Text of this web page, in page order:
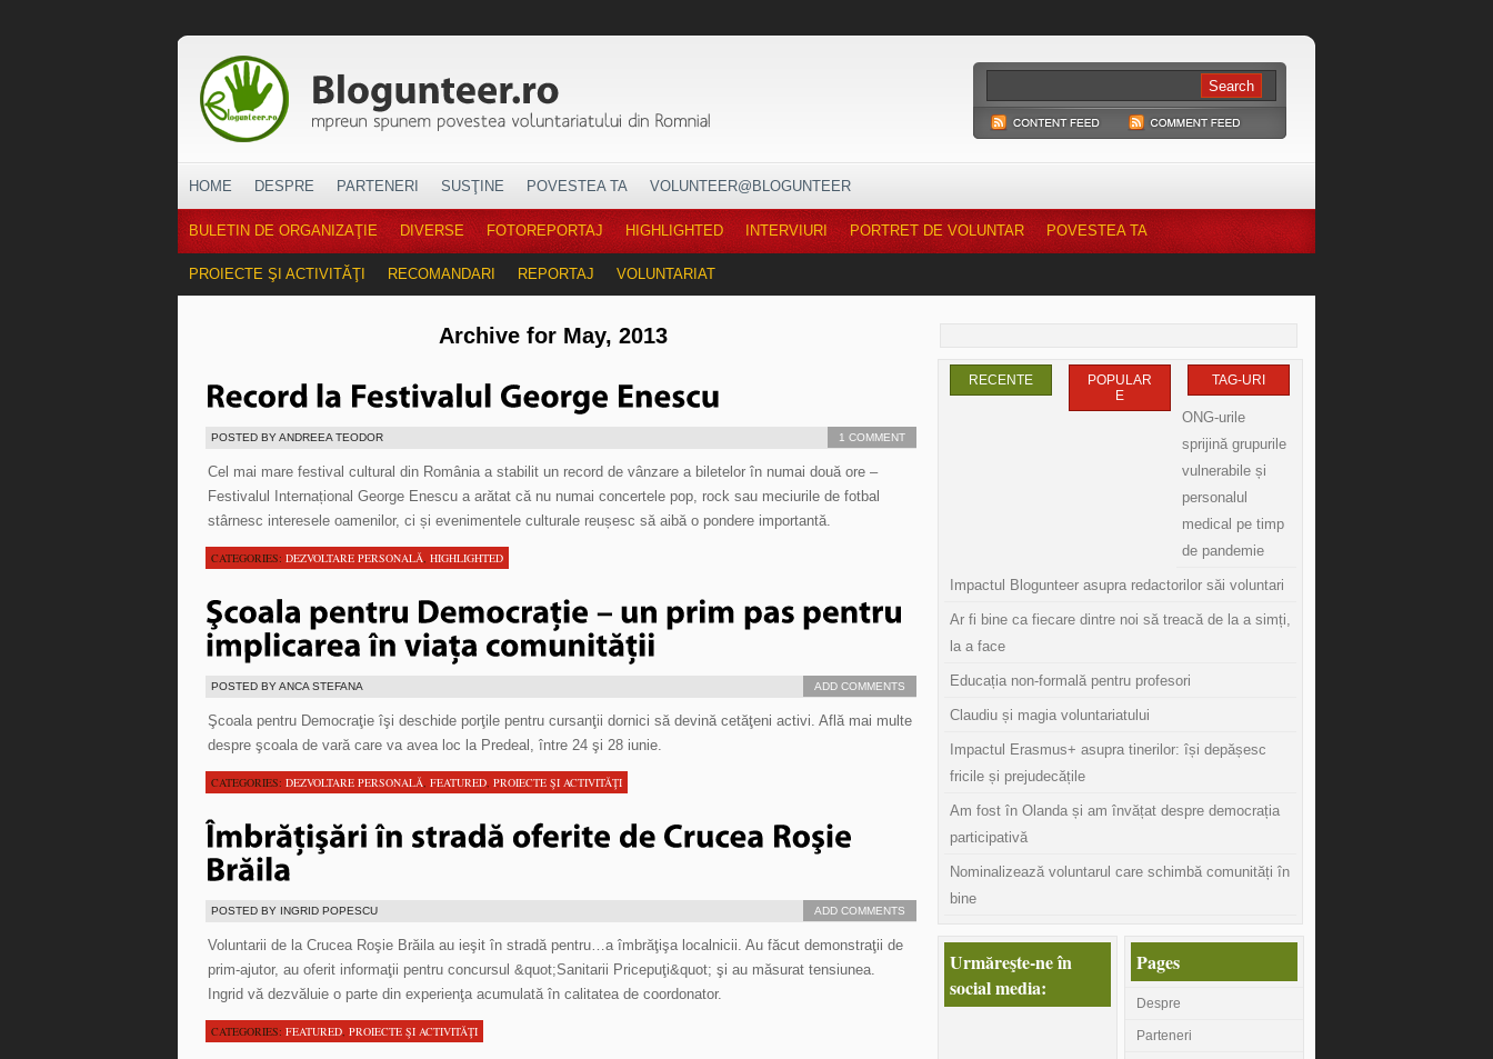
HOME DESPRE PARTENERI SUSŢINE POVESTEA TA VOLUNTEER@BLOGUNTEER
BULETIN DE ORGANIZAŢIE DIVERSE FOTOREPORTAJ HIGHLIGHTED INTERVIURI PORTRET DE VOLUNTAR POVESTEA TA
PROIECTE ŞI ACTIVITĂŢI RECOMANDARI REPORTAJ VOLUNTARIAT
Archive for May, 2013
POSTED BY ANDREEA TEODOR 1 COMMENT
Cel mai mare festival cultural din România a stabilit un record de vânzare a biletelor în numai două ore –
Festivalul Internațional George Enescu a arătat că nu numai concertele pop, rock sau meciurile de fotbal
stârnesc interesele oamenilor, ci și evenimentele culturale reușesc să aibă o pondere importantă.
CATEGORIES: DEZVOLTARE PERSONALĂ, HIGHLIGHTED
POSTED BY ANCA STEFANA ADD COMMENTS
Şcoala pentru Democraţie îşi deschide porţile pentru cursanţii dornici să devină cetăţeni activi. Află mai multe
despre şcoala de vară care va avea loc la Predeal, între 24 şi 28 iunie.
CATEGORIES: DEZVOLTARE PERSONALĂ, FEATURED, PROIECTE ŞI ACTIVITĂŢI
POSTED BY INGRID POPESCU ADD COMMENTS
Voluntarii de la Crucea Roşie Brăila au ieşit în stradă pentru…a îmbrăţişa localnicii. Au făcut demonstraţii de
prim-ajutor, au oferit informaţii pentru concursul &quot;Sanitarii Pricepuţi&quot; şi au măsurat tensiunea.
Ingrid vă dezvăluie o parte din experienţa acumulată în calitatea de coordonator.
CATEGORIES: FEATURED, PROIECTE ŞI ACTIVITĂŢI
RECENTE
POPULAR
E
TAG-URI
ONG-urile
sprijină grupurile
vulnerabile și
personalul
medical pe timp
de pandemie
Impactul Blogunteer asupra redactorilor săi voluntari
Ar fi bine ca fiecare dintre noi să treacă de la a simți,
la a face
Educația non-formală pentru profesori
Claudiu și magia voluntariatului
Impactul Erasmus+ asupra tinerilor: își depășesc
fricile și prejudecățile
Am fost în Olanda și am învățat despre democrația
participativă
Nominalizează voluntarul care schimbă comunități în
bine
Urmăreşte-ne în
social media:
Pages
Despre
Parteneri